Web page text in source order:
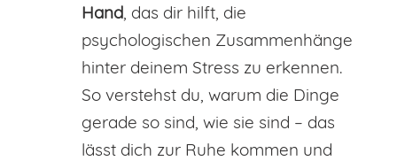
Hand, das dir hilft, die
psychologischen Zusammenhänge
hinter deinem Stress zu erkennen.
So verstehst du, warum die Dinge
gerade so sind, wie sie sind – das
lässt dich zur Ruhe kommen und